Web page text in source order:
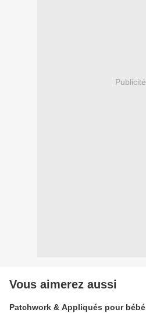
Publicité
Vous aimerez aussi
Patchwork & Appliqués pour bébé